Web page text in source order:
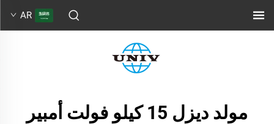
AR
مولد ديزل 15 كيلو فولت أمبير